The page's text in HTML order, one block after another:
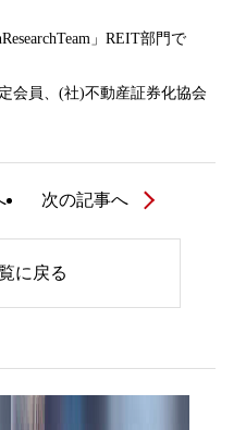
」REIT部門で
会員、(社)不動産証券化協会
次の記事へ
に戻る